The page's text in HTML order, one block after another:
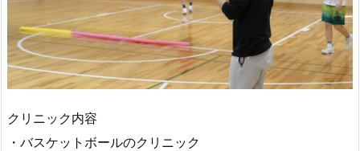
クリニック内容
・バスケットボールのクリニック